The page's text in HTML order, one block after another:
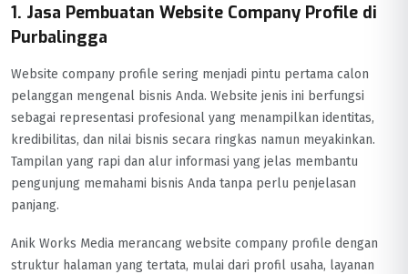
1. Jasa Pembuatan Website Company Profile di
Purbalingga
Website company profile sering menjadi pintu pertama calon
pelanggan mengenal bisnis Anda. Website jenis ini berfungsi
sebagai representasi profesional yang menampilkan identitas,
kredibilitas, dan nilai bisnis secara ringkas namun meyakinkan.
Tampilan yang rapi dan alur informasi yang jelas membantu
pengunjung memahami bisnis Anda tanpa perlu penjelasan
panjang.
Anik Works Media merancang website company profile dengan
struktur halaman yang tertata, mulai dari profil usaha, layanan